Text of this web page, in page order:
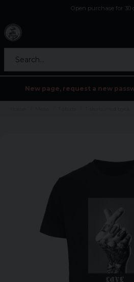
Open purchase for 30
Search...
New page, request a new